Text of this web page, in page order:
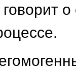
говорит